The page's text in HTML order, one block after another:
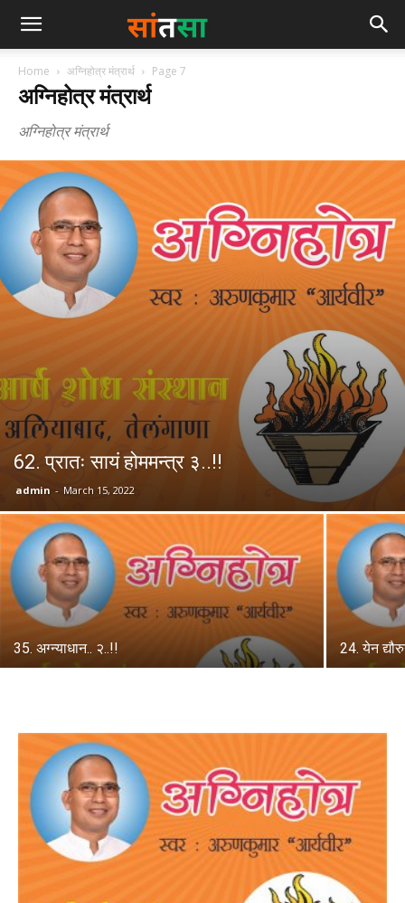
Home अग्निहोत्र मंत्रार्थ Page 7
अग्निहोत्र मंत्रार्थ
अग्निहोत्र मंत्रार्थ
62. प्रातः सायं होममन्त्र ३..!!
admin - March 15, 2022
35. अग्न्याधान.. २..!! 24. येन